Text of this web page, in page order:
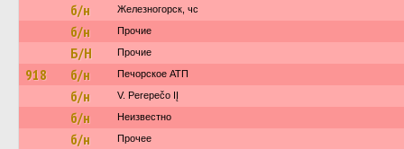
б/н Железногорск, чс
б/н Прочие
Б/Н Прочие
918 б/н Печорское АТП
б/н V. Perepečo IĮ
б/н Неизвестно
б/н Прочее